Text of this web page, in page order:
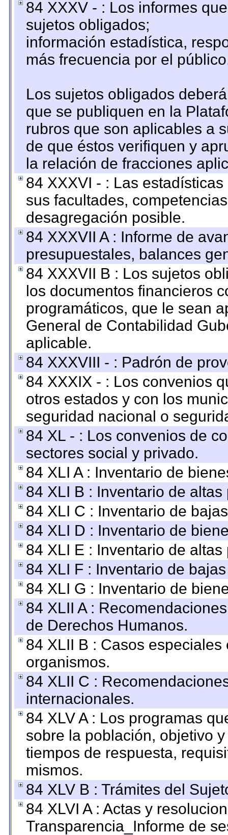
84 XXXV - : Los informes
sujetos obligados;
información estadística,
más frecuencia por el
Los sujetos obligados
que se publiquen en la
rubros que son aplicables a
de que éstos verifiquen y
la relación de fracciones
84 XXXVI - : Las
sus facultades,
desagregación posible.
84 XXXVII A : Informe de
presupuestales, balances
84 XXXVII B : Los sujetos
los documentos financieros
programáticos, que le sean
General de Contabilidad
aplicable.
84 XXXVIII - : Padrón de
84 XXXIX - : Los convenios
otros estados y con los
seguridad nacional o
84 XL - : Los convenios de
sectores social y privado.
84 XLI A : Inventario de
84 XLI B : Inventario de
84 XLI C : Inventario de
84 XLI D : Inventario de
84 XLI E : Inventario de
84 XLI F : Inventario de
84 XLI G : Inventario de
84 XLII A :
de Derechos Humanos.
84 XLII B : Casos
organismos.
84 XLII C :
internacionales.
84 XLV A : Los programas
sobre la población, objetivo
tiempos de respuesta,
mismos.
84 XLV B : Trámites del
84 XLVI A : Actas y
Transparencia_Informe de